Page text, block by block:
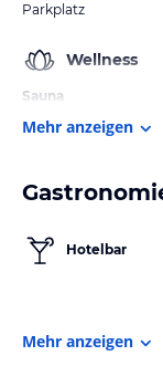
Parkplatz
Wellness
Sauna
Mehr anzeigen
Hotelbar
Mehr anzeigen